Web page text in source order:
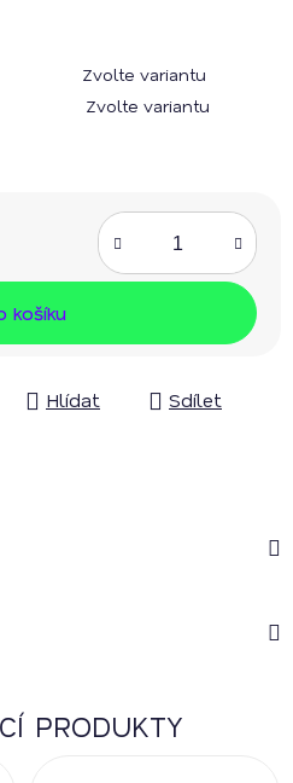
Zvolte variantu
Zvolte variantu
košíku
Hlídat Sdílet
PRODUKTY